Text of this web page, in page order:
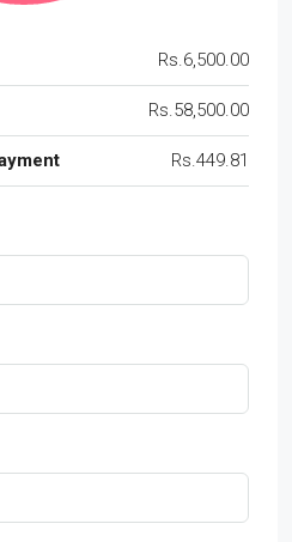
Rs.6,500.00
Rs.58,500.00
Rs.449.81